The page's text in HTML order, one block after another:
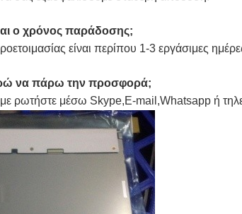
ο χρόνος παράδοσης;
είναι περίπου 1-3 εργάσιμες
να πάρω την προσφορά;
ρωτήστε μέσω Skype,E-mail,Whatsapp ή